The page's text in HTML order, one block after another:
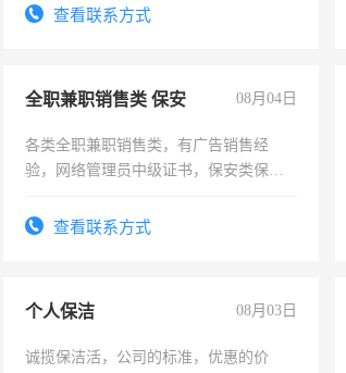
查看联系方式
全职兼职销售类 保安 08月04日
各类全职兼职销售类，有广告销售经
验，网络管理员中级证书，保安类保安
有高低压电工证和十几年工作经验
查看联系方式
个人保洁 08月03日
诚揽保洁活，公司的标准，优惠的价